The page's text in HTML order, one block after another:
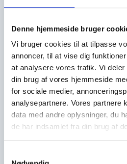
Denne hjemmeside bruger
Vi bruger cookies til at tilpasse
annoncer, til at vise dig
at analysere vores trafik. Vi
din brug af vores hjemmeside
for sociale medier,
analysepartnere. Vores partnere
data med andre oplysninger, du
de har indsamlet fra din brug af
Uddannet tandlæge i 2011. Ansat i
2021.
Særlige interesseområder
Kosmetisk tandbehandling i plast og
brobehandling, parodontal
Jeg interesserer mig særligt for:
At gøre tandlægebesøget til en god
fokus på det æstetiske og elsker at